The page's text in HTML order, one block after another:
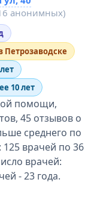
анонимных)
Петрозаводске
10 лет
помощи,
45 отзывов о
среднего по
врачей по 36
врачей:
- 23 года.